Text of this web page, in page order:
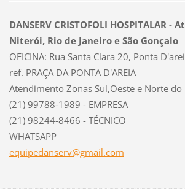
DANSERV CRISTOFOLI HOSPITALAR
Niterói, Rio de Janeiro e São Gonçalo
OFICINA: Rua Santa Clara 20, Ponta
ref. PRAÇA DA PONTA D'AREIA
Atendimento Zonas Sul,Oeste e Norte do
(21) 99788-1989 - EMPRESA
(21) 98244-8466 - TÉCNICO
WHATSAPP
equipedanserv@gmail.com